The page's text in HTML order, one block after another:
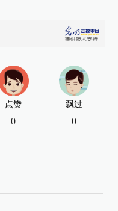
点赞
0
飘过
0